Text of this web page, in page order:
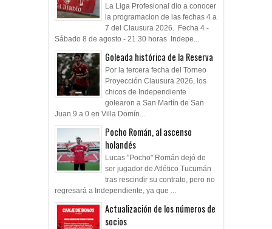
La Liga Profesional dio a conocer
la programacion de las fechas 4 a
7 del Clausura 2026. Fecha 4 -
Sábado 8 de agosto - 21.30 horas Indepe...
Goleada histórica de la Reserva
Por la tercera fecha del Torneo
Proyección Clausura 2026, los
chicos de Independiente
golearon a San Martín de San
Juan 9 a 0 en Villa Domín...
Pocho Román, al ascenso
holandés
Lucas "Pocho" Román dejó de
ser jugador de Atlético Tucumán
tras rescindir su contrato, pero no
regresará a Independiente, ya que ...
Actualización de los números de
socios